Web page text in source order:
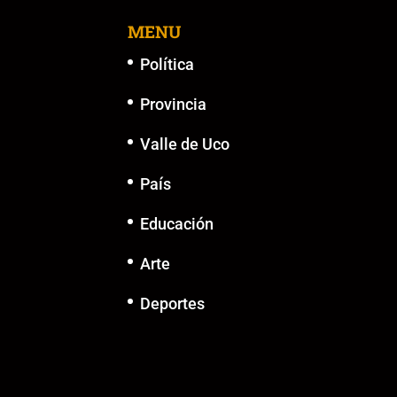
MENU
Política
Provincia
Valle de Uco
País
Educación
Arte
Deportes